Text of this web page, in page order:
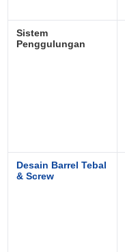
Sistem
Penggulungan
Desain Barrel Tebal
& Screw